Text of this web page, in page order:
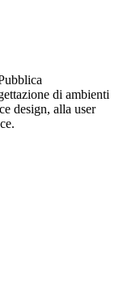
di ambienti
design, alla user